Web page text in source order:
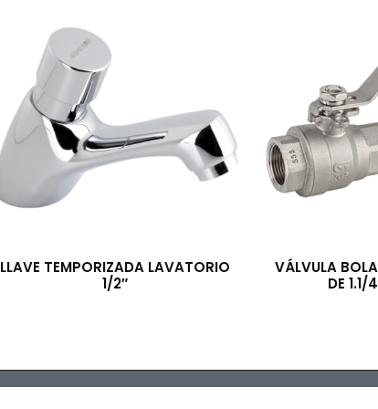
LLAVE TEMPORIZADA LAVATORIO
1/2″
VÁLVULA
DE 1.1/